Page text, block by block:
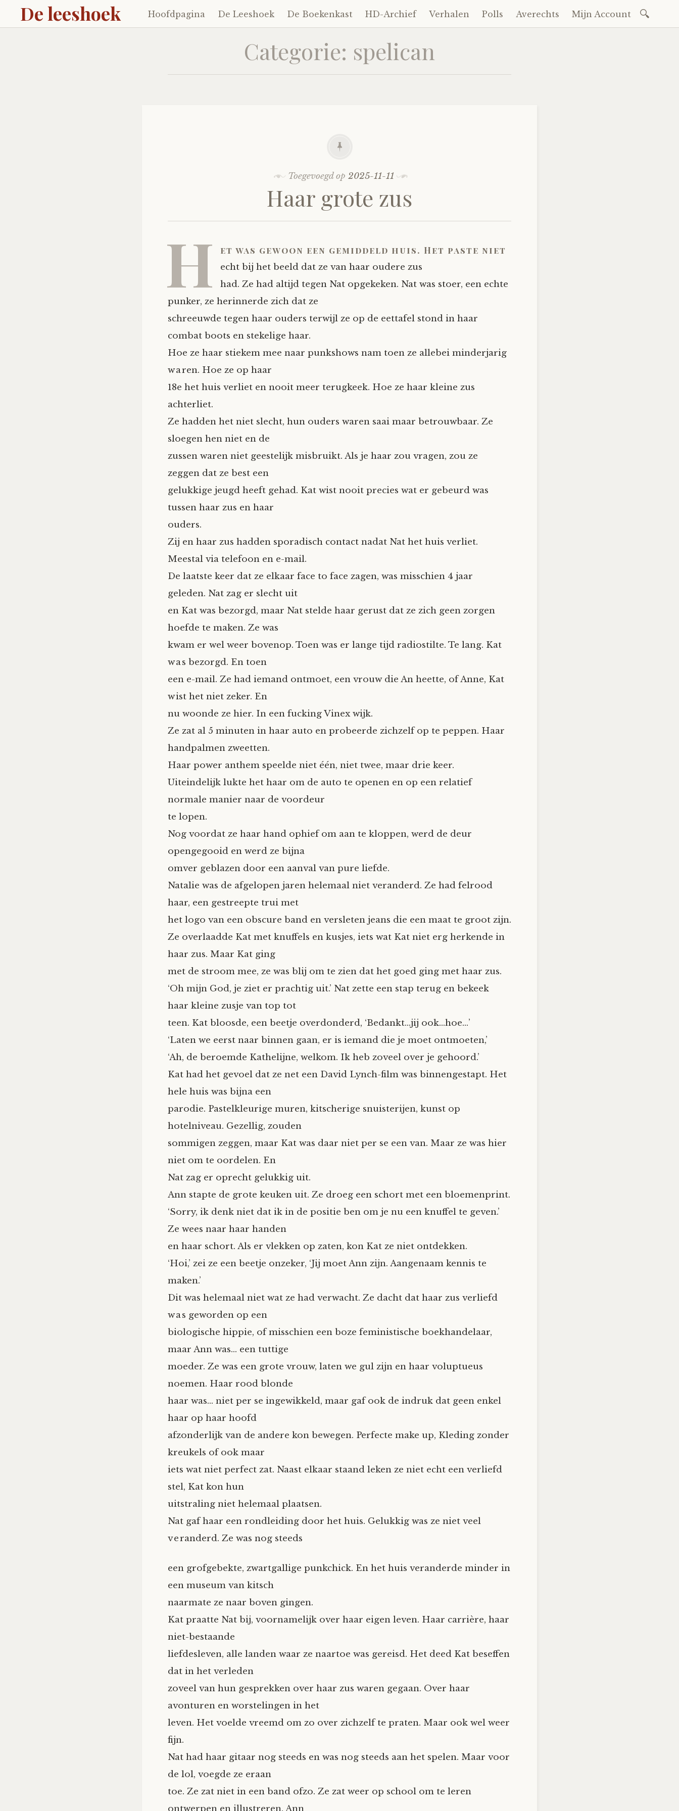
De leeshoek
Skip
to
Hoofdpagina De Leeshoek De Boekenkast HD-Archief Verhalen Polls Averechts Mijn Account
Categorie: spelican
Toegevoegd op2025-11-11
Haar grote zus
H et was gewoon een gemiddeld huis. Het paste niet
echt bij het beeld dat ze van haar oudere zus
had. Ze had altijd tegen Nat opgekeken. Nat was stoer, een echte
punker, ze herinnerde zich dat ze
schreeuwde tegen haar ouders terwijl ze op de eettafel stond in haar
combat boots en stekelige haar.
Hoe ze haar stiekem mee naar punkshows nam toen ze allebei minderjarig
waren. Hoe ze op haar
18e het huis verliet en nooit meer terugkeek. Hoe ze haar kleine zus
achterliet.
Ze hadden het niet slecht, hun ouders waren saai maar betrouwbaar. Ze
sloegen hen niet en de
zussen waren niet geestelijk misbruikt. Als je haar zou vragen, zou ze
zeggen dat ze best een
gelukkige jeugd heeft gehad. Kat wist nooit precies wat er gebeurd was
tussen haar zus en haar
ouders.
Zij en haar zus hadden sporadisch contact nadat Nat het huis verliet.
Meestal via telefoon en e-mail.
De laatste keer dat ze elkaar face to face zagen, was misschien 4 jaar
geleden. Nat zag er slecht uit
en Kat was bezorgd, maar Nat stelde haar gerust dat ze zich geen zorgen
hoefde te maken. Ze was
kwam er wel weer bovenop. Toen was er lange tijd radiostilte. Te lang. Kat
was bezorgd. En toen
een e-mail. Ze had iemand ontmoet, een vrouw die An heette, of Anne, Kat
wist het niet zeker. En
nu woonde ze hier. In een fucking Vinex wijk.
Ze zat al 5 minuten in haar auto en probeerde zichzelf op te peppen. Haar
handpalmen zweetten.
Haar power anthem speelde niet één, niet twee, maar drie keer.
Uiteindelijk lukte het haar om de auto te openen en op een relatief
normale manier naar de voordeur
te lopen.
Nog voordat ze haar hand ophief om aan te kloppen, werd de deur
opengegooid en werd ze bijna
omver geblazen door een aanval van pure liefde.
Natalie was de afgelopen jaren helemaal niet veranderd. Ze had felrood
haar, een gestreepte trui met
het logo van een obscure band en versleten jeans die een maat te groot zijn.
Ze overlaadde Kat met knuffels en kusjes, iets wat Kat niet erg herkende in
haar zus. Maar Kat ging
met de stroom mee, ze was blij om te zien dat het goed ging met haar zus.
‘Oh mijn God, je ziet er prachtig uit.’ Nat zette een stap terug en bekeek
haar kleine zusje van top tot
teen. Kat bloosde, een beetje overdonderd, ‘Bedankt…jij ook…hoe…’
‘Laten we eerst naar binnen gaan, er is iemand die je moet ontmoeten,’
‘Ah, de beroemde Kathelijne, welkom. Ik heb zoveel over je gehoord.’
Kat had het gevoel dat ze net een David Lynch-film was binnengestapt. Het
hele huis was bijna een
parodie. Pastelkleurige muren, kitscherige snuisterijen, kunst op
hotelniveau. Gezellig, zouden
sommigen zeggen, maar Kat was daar niet per se een van. Maar ze was hier
niet om te oordelen. En
Nat zag er oprecht gelukkig uit.
Ann stapte de grote keuken uit. Ze droeg een schort met een bloemenprint.
‘Sorry, ik denk niet dat ik in de positie ben om je nu een knuffel te geven.’
Ze wees naar haar handen
en haar schort. Als er vlekken op zaten, kon Kat ze niet ontdekken.
‘Hoi,’ zei ze een beetje onzeker, ‘Jij moet Ann zijn. Aangenaam kennis te
maken.’
Dit was helemaal niet wat ze had verwacht. Ze dacht dat haar zus verliefd
was geworden op een
biologische hippie, of misschien een boze feministische boekhandelaar,
maar Ann was… een tuttige
moeder. Ze was een grote vrouw, laten we gul zijn en haar voluptueus
noemen. Haar rood blonde
haar was… niet per se ingewikkeld, maar gaf ook de indruk dat geen enkel
haar op haar hoofd
afzonderlijk van de andere kon bewegen. Perfecte make up, Kleding zonder
kreukels of ook maar
iets wat niet perfect zat. Naast elkaar staand leken ze niet echt een verliefd
stel, Kat kon hun
uitstraling niet helemaal plaatsen.
Nat gaf haar een rondleiding door het huis. Gelukkig was ze niet veel
veranderd. Ze was nog steeds
een grofgebekte, zwartgallige punkchick. En het huis veranderde minder in
een museum van kitsch
naarmate ze naar boven gingen.
Kat praatte Nat bij, voornamelijk over haar eigen leven. Haar carrière, haar
niet-bestaande
liefdesleven, alle landen waar ze naartoe was gereisd. Het deed Kat beseffen
dat in het verleden
zoveel van hun gesprekken over haar zus waren gegaan. Over haar
avonturen en worstelingen in het
leven. Het voelde vreemd om zo over zichzelf te praten. Maar ook wel weer
fijn.
Nat had haar gitaar nog steeds en was nog steeds aan het spelen. Maar voor
de lol, voegde ze eraan
toe. Ze zat niet in een band ofzo. Ze zat weer op school om te leren
ontwerpen en illustreren. Ann